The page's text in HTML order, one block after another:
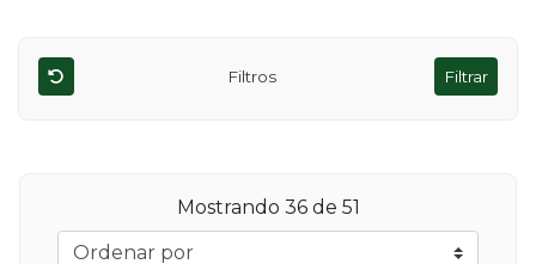
Filtros Filtrar
Mostrando 36de 51